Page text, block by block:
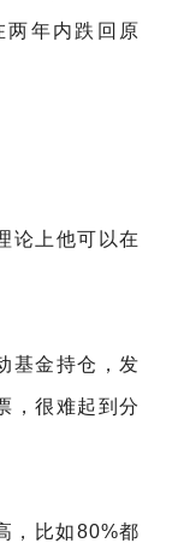
两年内跌回原
论上他可以在
基金持仓，发
，很难起到分
，比如80%都